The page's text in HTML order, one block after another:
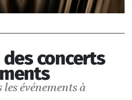
des concerts
événements à